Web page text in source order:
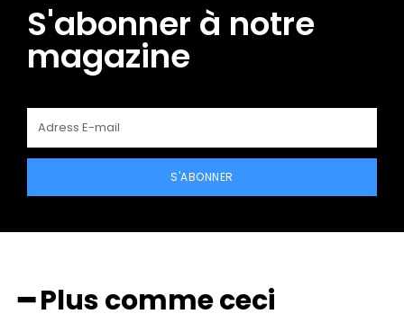
S'abonner à notre
magazine
S'ABONNER
━ Plus comme ceci